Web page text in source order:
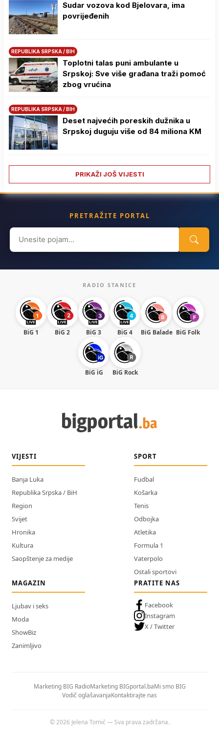
Sudar vozova kod Bjelovara, ima
povrijeđenih
REPUBLIKA SRPSKA / BIH
Toplotni talas puni ambulante u
Srpskoj: Sve više građana traži pomoć
zbog vrućina
REPUBLIKA SRPSKA / BIH
Deset najvećih poreskih dužnika u
Srpskoj duguju više od 84 miliona KM
PRIKAŽI JOŠ VIJESTI
PRETRAŽITE PORTAL
Search
for:
RADIO STANICE
BiG 1 BiG 2 BiG 3 BiG 4 BiG Balade BiG Folk
BiG iG BiG Rock
VIJESTI
Banja Luka
Republika Srpska / BiH
Region
Svijet
Hronika
Kultura
Saopštenje za medije
SPORT
Fudbal
Košarka
Tenis
Odbojka
Atletika
Formula 1
Vaterpolo
Ostali sportovi
MAGAZIN
Ljubav i seks
Moda
ShowBiz
Zanimljivo
PRATITE NAS
Facebook
Instagram
X / Twitter
Marketing BIG RadioMarketing BIGportal.baMi smo BIG
Vodič oglašavanjaKontaktirajte nas
© 2026 Jelena Tomić — Sva prava zadržana.